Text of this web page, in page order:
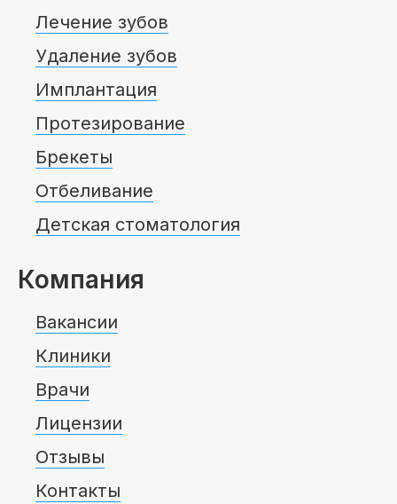
Лечение зубов
Удаление зубов
Имплантация
Протезирование
Брекеты
Отбеливание
Детская стоматология
Компания
Вакансии
Клиники
Врачи
Лицензии
Отзывы
Контакты